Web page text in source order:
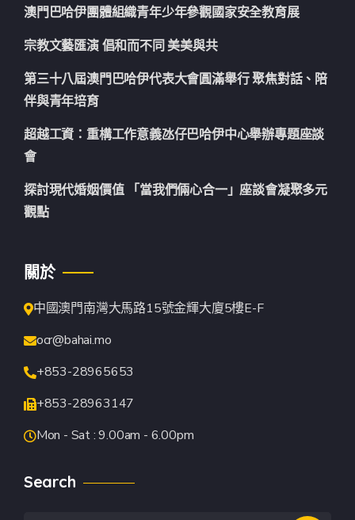
澳門巴哈伊團體組織青年少年參觀國家安全教育展
宗教文藝匯演 倡和而不同 美美與共
第三十八屆澳門巴哈伊代表大會圓滿舉行 聚焦對話、陪
伴與青年培育
超越工資：重構工作意義氹仔巴哈伊中心舉辦專題座談
會
探討現代婚姻價值 「當我們倆心合一」座談會凝聚多元
觀點
關於
中國澳門南灣大馬路15號金輝大廈5樓E-F
ocr@bahai.mo
+853-28965653
+853-28963147
Mon - Sat : 9.00am - 6.00pm
Search